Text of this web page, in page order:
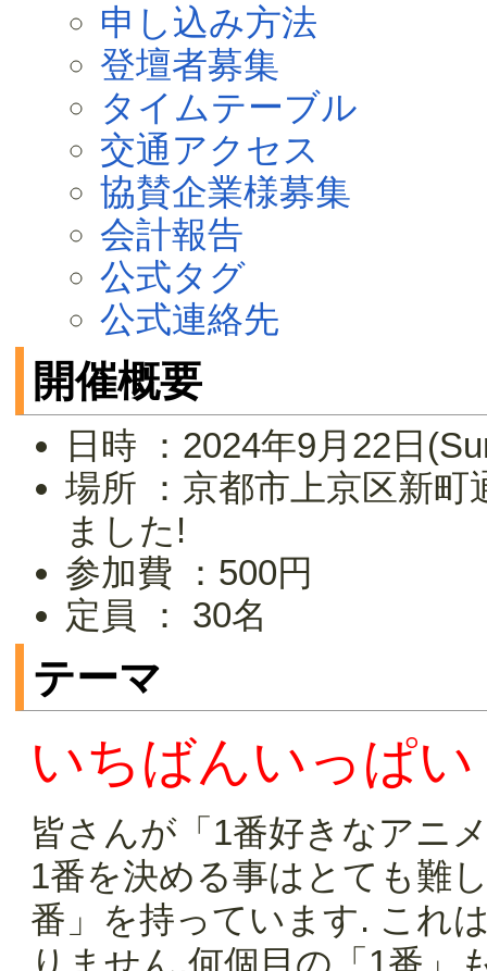
申し込み方法
登壇者募集
タイムテーブル
交通アクセス
協賛企業様募集
会計報告
公式タグ
公式連絡先
開催概要
日時 ：2024年9月22日
場所 ：京都市上京区新
ました!
参加費 ：500円
定員 ： 30名
テーマ
いちばんいっぱい
皆さんが「1番好きなアニ
1番を決める事はとても難
番」を持っています. これ
りません.何個目の「1番」